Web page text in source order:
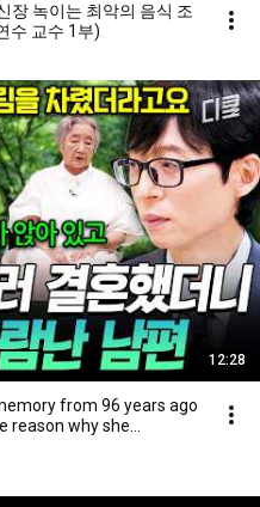
장 녹이는 최악의 음식 조
수 교수 1부)
12:28
from 96 years ago
reason why she